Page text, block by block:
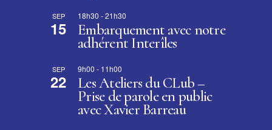
SEP
15
18h30 -21h30
Embarquement avec notre
adhérent Interîles
SEP
22
9h00 - 11h00
Les Ateliers du CLub –
Prise de parole en public
avec Xavier Barreau